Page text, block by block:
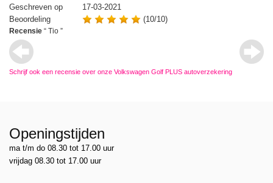
Geschreven op
17-03-2021
Beoordeling
(10/10)
Recensie “ Tio ”
Schrijf ook een recensie over onze Volkswagen Golf PLUS autoverzekering
Openingstijden
ma t/m do 08.30 tot 17.00 uur
vrijdag 08.30 tot 17.00 uur